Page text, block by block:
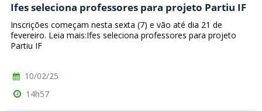
Ifes seleciona professores para projeto Partiu IF
Inscrições começam nesta sexta (7) e vão até dia 21 de
fevereiro. Leia mais:Ifes seleciona professores para projeto
Partiu IF
10/02/25
14h57